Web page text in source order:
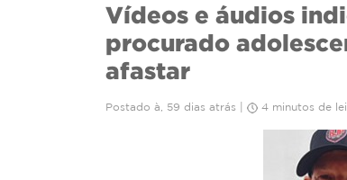
Vídeos e áudios
procurado
afastar
Postado à, 59 dias atrás | 4 minutos de